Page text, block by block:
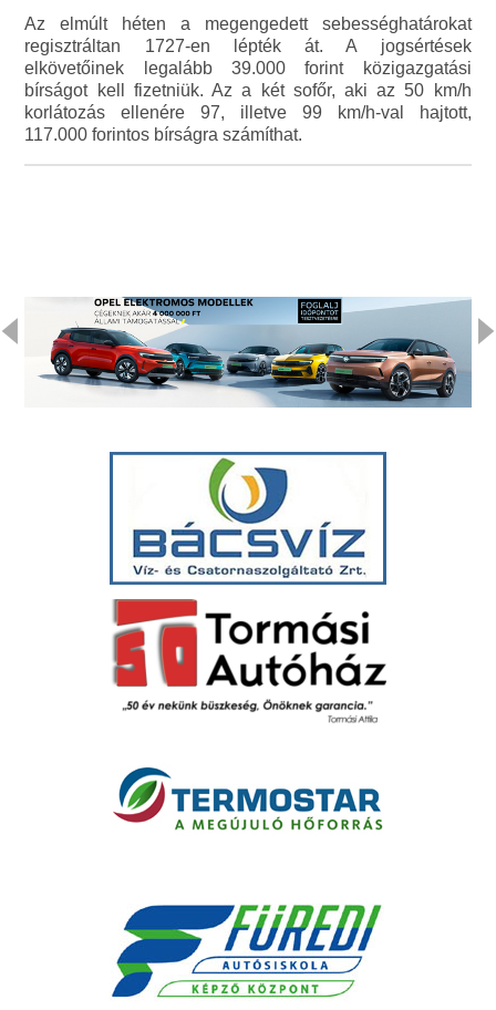
Az elmúlt héten a megengedett sebességhatárokat
regisztráltan 1727-en lépték át. A jogsértések
elkövetőinek legalább 39.000 forint közigazgatási
bírságot kell fizetniük. Az a két sofőr, aki az 50 km/h
korlátozás ellenére 97, illetve 99 km/h-val hajtott,
117.000 forintos bírságra számíthat.